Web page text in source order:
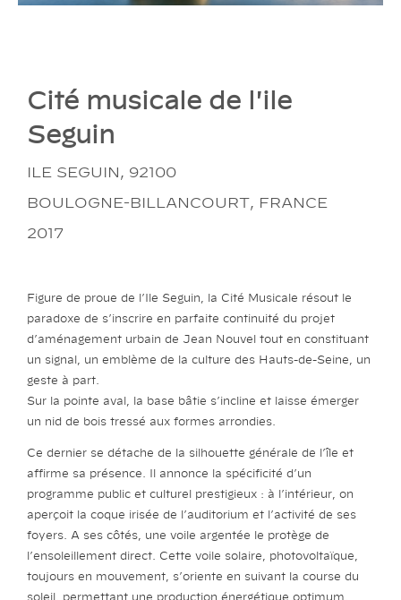
Cité musicale de l'ile
Seguin
ILE SEGUIN, 92100
BOULOGNE-BILLANCOURT, FRANCE
2017
Figure de proue de l’Ile Seguin, la Cité Musicale résout le
paradoxe de s’inscrire en parfaite continuité du projet
d’aménagement urbain de Jean Nouvel tout en constituant
un signal, un emblème de la culture des Hauts-de-Seine, un
geste à part.
Sur la pointe aval, la base bâtie s’incline et laisse émerger
un nid de bois tressé aux formes arrondies.
Ce dernier se détache de la silhouette générale de l’île et
affirme sa présence. Il annonce la spécificité d’un
programme public et culturel prestigieux : à l’intérieur, on
aperçoit la coque irisée de l’auditorium et l’activité de ses
foyers. A ses côtés, une voile argentée le protège de
l’ensoleillement direct. Cette voile solaire, photovoltaïque,
toujours en mouvement, s’oriente en suivant la course du
soleil, permettant une production énergétique optimum.